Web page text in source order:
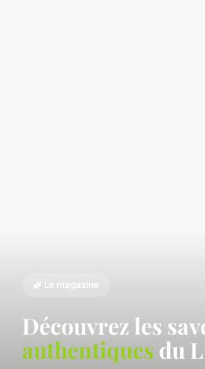
🌿 Le magazine
Découvrez les
authentiques du